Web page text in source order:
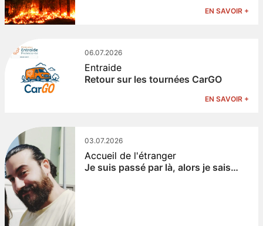
EN SAVOIR +
06.07.2026
Entraide
Retour sur les tournées CarGO
EN SAVOIR +
03.07.2026
Accueil de l'étranger
Je suis passé par là, alors je sais…